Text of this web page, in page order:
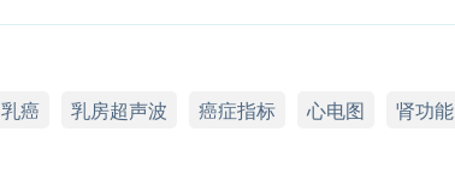
乳癌 乳房超声波 癌症指标 心电图 肾功能